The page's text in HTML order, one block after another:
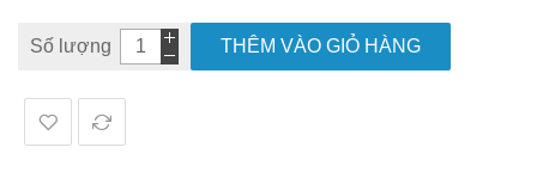
Số lượng THÊM VÀO GIỎ HÀNG